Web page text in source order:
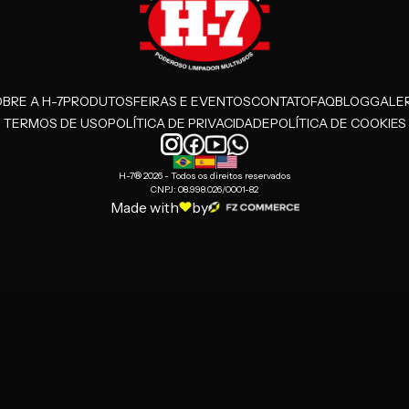
A H-7PRODUTOSFEIRAS E EVENTOSCONTATOFAQBLOG
TERMOS DE USOPOLÍTICA DE PRIVACIDADEPOLÍTICA DE COOKIES
H-7® 2026 - Todos os direitos reservados
CNPJ: 08.998.026/0001-82
Made with by